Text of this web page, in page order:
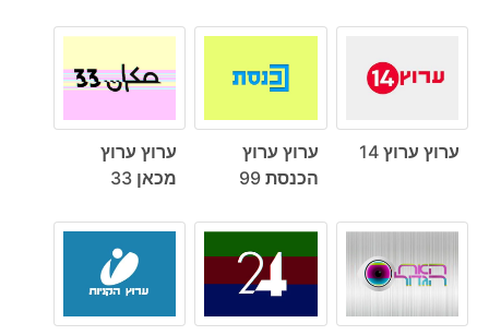
ערוץ ערוץ 14
ערוץ ערוץ
הכנסת 99
ערוץ ערוץ
מכאן 33